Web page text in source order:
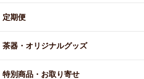
定期便
茶器・オリジナルグッズ
特別商品・お取り寄せ